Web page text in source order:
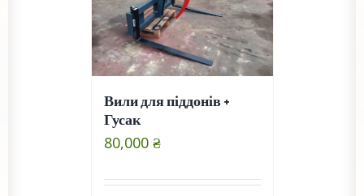
Вили для піддонів +
Гусак
80,000 ₴